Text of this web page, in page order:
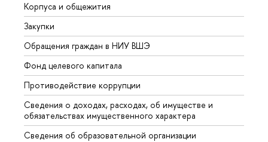
Корпуса и общежития
Закупки
Обращения граждан в НИУ ВШЭ
Фонд целевого капитала
Противодействие коррупции
Сведения о доходах, расходах, об имуществе и
обязательствах имущественного характера
Сведения об образовательной организации